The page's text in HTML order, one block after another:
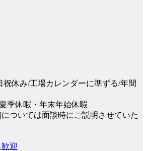
祝休み/工場カレンダーに準ずる/年間
季休暇・年末年始休暇
ついては面談時にご説明させていた
迎